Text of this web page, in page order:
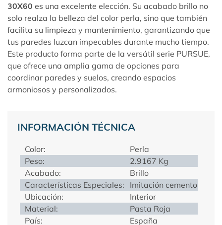
30X60 es una excelente elección. Su acabado brillo no
solo realza la belleza del color perla, sino que también
facilita su limpieza y mantenimiento, garantizando que
tus paredes luzcan impecables durante mucho tiempo.
Este producto forma parte de la versátil serie PURSUE,
que ofrece una amplia gama de opciones para
coordinar paredes y suelos, creando espacios
armoniosos y personalizados.
INFORMACIÓN TÉCNICA
Color:
Perla
Peso:
2.9167 Kg
Acabado:
Brillo
Características Especiales:
Imitación cemento
Ubicación:
Interior
Material:
Pasta Roja
País:
España